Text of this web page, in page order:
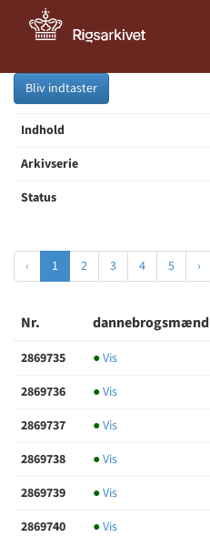
Bliv indtaster
Indhold
Arkivserie
Status
‹ 1 2 3 4 5 ›
Nr. dannebrogsmænd
2869735 ●Vis
2869736
●Vis
2869737
●Vis
2869738
●Vis
2869739
●Vis
2869740
●Vis